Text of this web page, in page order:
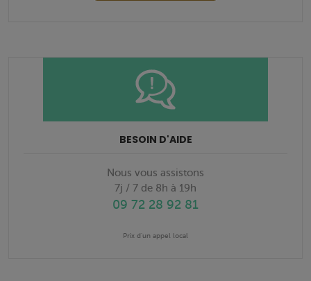
BESOIN D'AIDE
Nous vous assistons
7j / 7 de 8h à 19h
09 72 28 92 81
Prix d'un appel local